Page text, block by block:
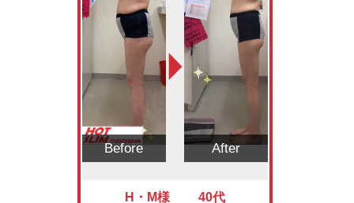
Before After
H・M様 40代